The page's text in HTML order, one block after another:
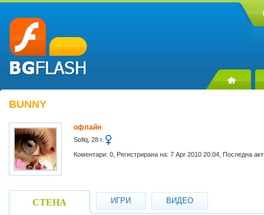
BUNNY
офлайн
Sofiq, 28 г.
Коментари: 0, Регистрирана на: 7 Apr 2010 20:04, Последна
СТЕНА ИГРИ ВИДЕО